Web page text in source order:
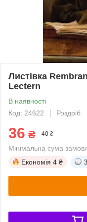
Листівка
Lectern
В наявності
Код: 24622
Роздріб
36 ₴ 40 ₴
Мінімальна сума
Економія 4 ₴